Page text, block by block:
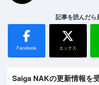
記事を読んだら
Facebook エックス
Saiga NAKの更新情報を